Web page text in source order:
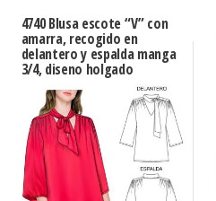
hasta
$7.900
múltiples
variantes.
opciones
pueden
elegir
4740 Blusa escote “V” con
amarra, recogido en
delantero y espalda manga
3/4, diseno holgado